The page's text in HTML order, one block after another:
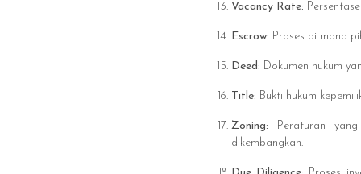
Vacancy Rate:
Escrow: Proses di mana
Deed: Dokumen hukum
Title: Bukti hukum
Zoning: Peraturan
dikembangkan.